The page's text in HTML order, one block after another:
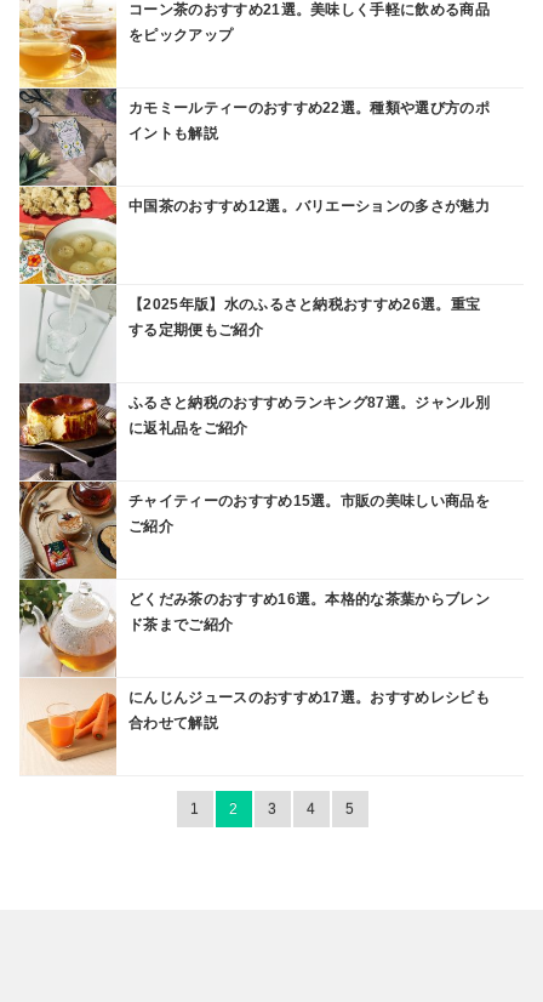
コーン茶のおすすめ21選。美味しく手軽に飲める商品
をピックアップ
カモミールティーのおすすめ22選。種類や選び方のポ
イントも解説
中国茶のおすすめ12選。バリエーションの多さが魅力
【2025年版】水のふるさと納税おすすめ26選。重宝
する定期便もご紹介
ふるさと納税のおすすめランキング87選。ジャンル別
に返礼品をご紹介
チャイティーのおすすめ15選。市販の美味しい商品を
ご紹介
どくだみ茶のおすすめ16選。本格的な茶葉からブレン
ド茶までご紹介
にんじんジュースのおすすめ17選。おすすめレシピも
合わせて解説
1 2 3 4 5